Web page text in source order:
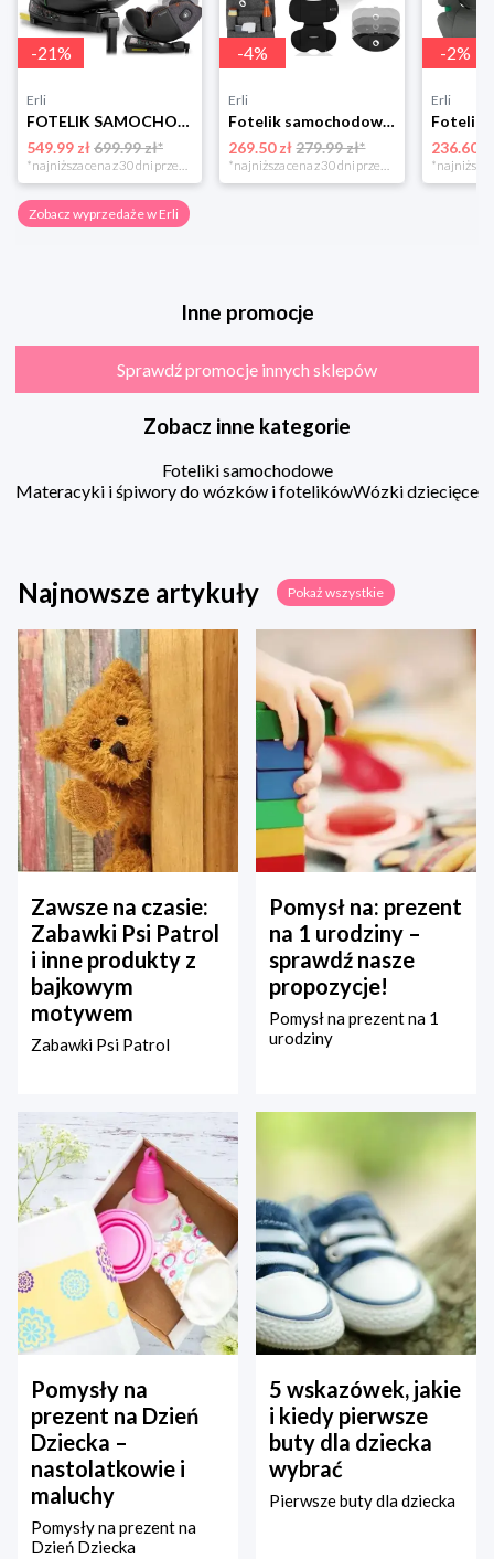
-21%
Erli
FOTELIK SAMOCHODOWY OBROTOWY z NOGĄ 0-36KG ISOFIX NUKIDO I-SIZE 40-150cm
549.99 zł699.99 zł*
-4%
Erli
Fotelik samochodowy 76-150cm SZEROKIE SIEDZISKO 9-36kg Lionelo LEVI I-SIZE
269.50 zł 279.99 zł*
-2%
Erli
236.60 zł
Zobacz wyprzedaże w Erli
Inne promocje
Sprawdź promocje innych sklepów
Zobacz inne kategorie
Foteliki samochodowe
Materacyki i śpiwory do wózków i fotelikówWózki dziecięce
Najnowsze artykuły Pokaż wszystkie
Zawsze na czasie:
Zabawki Psi Patrol
i inne produkty z
bajkowym
motywem
Zabawki Psi Patrol
Pomysł na: prezent
na 1 urodziny –
sprawdź nasze
propozycje!
Pomysł na prezent na 1
urodziny
Pomysły na
prezent na Dzień
Dziecka –
nastolatkowie i
maluchy
Pomysły na prezent na
Dzień Dziecka
5 wskazówek, jakie
i kiedy pierwsze
buty dla dziecka
wybrać
Pierwsze buty dla dziecka